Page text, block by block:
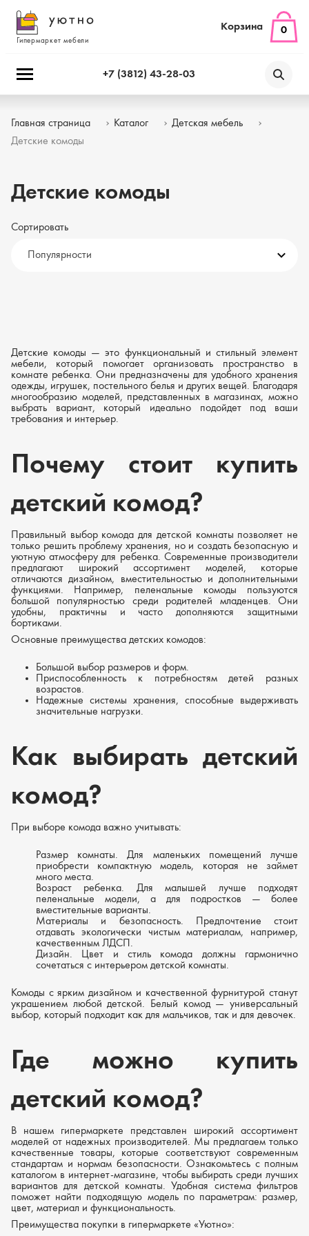
Гипермаркет мебели
+7 (3812) 43-28-03
Корзина 0
Главная страница Каталог
Детская мебель
Детские комоды
Детские комоды
Сортировать
Популярности
Детские комоды — это функциональный и стильный элемент
мебели, который помогает организовать пространство в
комнате ребенка. Они предназначены для удобного хранения
одежды, игрушек, постельного белья и других вещей. Благодаря
многообразию моделей, представленных в магазинах, можно
выбрать вариант, который идеально подойдет под ваши
требования и интерьер.
Почему стоит купить
детский комод?
Правильный выбор комода для детской комнаты позволяет не
только решить проблему хранения, но и создать безопасную и
уютную атмосферу для ребенка. Современные производители
предлагают широкий ассортимент моделей, которые
отличаются дизайном, вместительностью и дополнительными
функциями. Например, пеленальные комоды пользуются
большой популярностью среди родителей младенцев. Они
удобны, практичны и часто дополняются защитными
бортиками.
Основные преимущества детских комодов:
Большой выбор размеров и форм.
Приспособленность к потребностям детей разных
возрастов.
Надежные системы хранения, способные выдерживать
значительные нагрузки.
Как выбирать детский
комод?
При выборе комода важно учитывать:
Размер комнаты. Для маленьких помещений лучше
приобрести компактную модель, которая не займет
много места.
Возраст ребенка. Для малышей лучше подходят
пеленальные модели, а для подростков — более
вместительные варианты.
Материалы и безопасность. Предпочтение стоит
отдавать экологически чистым материалам, например,
качественным ЛДСП.
Дизайн. Цвет и стиль комода должны гармонично
сочетаться с интерьером детской комнаты.
Комоды с ярким дизайном и качественной фурнитурой станут
украшением любой детской. Белый комод — универсальный
выбор, который подходит как для мальчиков, так и для девочек.
Где можно купить
детский комод?
В нашем гипермаркете представлен широкий ассортимент
моделей от надежных производителей. Мы предлагаем только
качественные товары, которые соответствуют современным
стандартам и нормам безопасности. Ознакомьтесь с полным
каталогом в интернет-магазине, чтобы выбирать среди лучших
вариантов для детской комнаты. Удобная система фильтров
поможет найти подходящую модель по параметрам: размер,
цвет, материал и функциональность.
Преимущества покупки в гипермаркете «Уютно»: